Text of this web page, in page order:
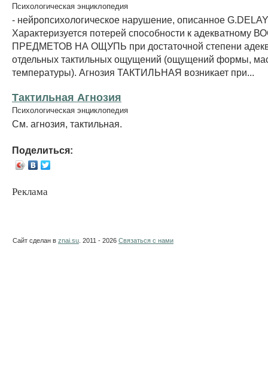
Психологическая энциклопедия
- нейропсихологическое нарушение, описанное
Характеризуется потерей способности к
ПРЕДМЕТОВ НА ОЩУПЬ при достаточной степени
отдельных тактильных ощущений (ощущений формы,
температуры). Агнозия ТАКТИЛЬНАЯ возникает при...
Тактильная Агнозия
Психологическая энциклопедия
См. агнозия, тактильная.
Поделиться:
Реклама
Сайт сделан в znai.su . 2011 - 2026 Связаться с нами